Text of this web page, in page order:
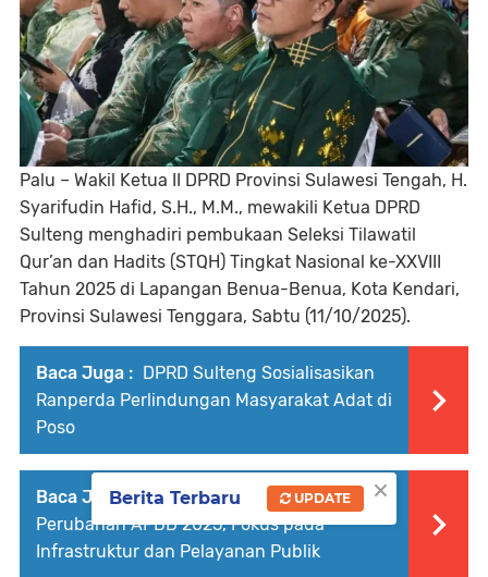
Palu – Wakil Ketua II DPRD Provinsi Sulawesi Tengah, H.
Syarifudin Hafid, S.H., M.M., mewakili Ketua DPRD
Sulteng menghadiri pembukaan Seleksi Tilawatil
Qur’an dan Hadits (STQH) Tingkat Nasional ke-XXVIII
Tahun 2025 di Lapangan Benua-Benua, Kota Kendari,
Provinsi Sulawesi Tenggara, Sabtu (11/10/2025).
Baca Juga :
DPRD Sulteng Sosialisasikan
Ranperda Perlindungan Masyarakat Adat di
Poso
Baca Juga : DPRD Sulteng Sahkan
Perubahan APBD 2025, Fokus pada
Infrastruktur dan Pelayanan Publik
×
Berita Terbaru UPDATE